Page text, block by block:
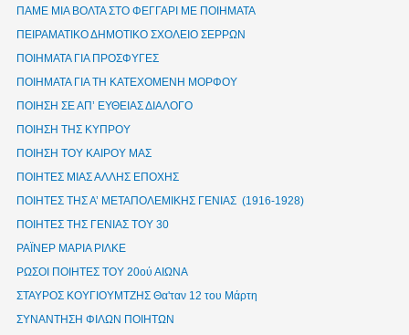
ΠΑΜΕ ΜΙΑ ΒΟΛΤΑ ΣΤΟ ΦΕΓΓΑΡΙ ΜΕ ΠΟΙΗΜΑΤΑ
ΠΕΙΡΑΜΑΤΙΚΟ ΔΗΜΟΤΙΚΟ ΣΧΟΛΕΙΟ ΣΕΡΡΩΝ
ΠΟΙΗΜΑΤΑ ΓΙΑ ΠΡΟΣΦΥΓΕΣ
ΠΟΙΗΜΑΤΑ ΓΙΑ ΤΗ ΚΑΤΕΧΟΜΕΝΗ ΜΟΡΦΟΥ
ΠΟΙΗΣΗ ΣΕ ΑΠ’ ΕΥΘΕΙΑΣ ΔΙΑΛΟΓΟ
ΠΟΙΗΣΗ ΤΗΣ ΚΥΠΡΟΥ
ΠΟΙΗΣΗ ΤΟΥ ΚΑΙΡΟΥ ΜΑΣ
ΠΟΙΗΤΕΣ ΜΙΑΣ ΑΛΛΗΣ ΕΠΟΧΗΣ
ΠΟΙΗΤΕΣ ΤΗΣ Α’ ΜΕΤΑΠΟΛΕΜΙΚΗΣ ΓΕΝΙΑΣ (1916-1928)
ΠΟΙΗΤΕΣ ΤΗΣ ΓΕΝΙΑΣ ΤΟΥ 30
ΡΑΪΝΕΡ ΜΑΡΙΑ ΡΙΛΚΕ
ΡΩΣΟΙ ΠΟΙΗΤΕΣ ΤΟΥ 20ού ΑΙΩΝΑ
ΣΤΑΥΡΟΣ ΚΟΥΓΙΟΥΜΤΖΗΣ Θα'ταν 12 του Μάρτη
ΣΥΝΑΝΤΗΣΗ ΦΙΛΩΝ ΠΟΙΗΤΩΝ